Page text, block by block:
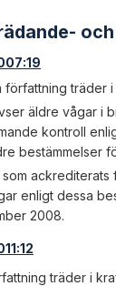
författning träder
äldre vågar i
kontroll
bestämmelser
som
enligt dessa
2008.
träder i